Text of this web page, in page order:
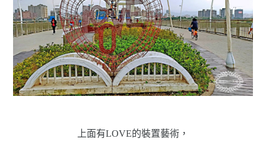
上面有LOVE的裝置藝術，